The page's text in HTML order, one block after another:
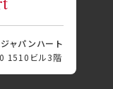
ャパンハート
1510ビル3階